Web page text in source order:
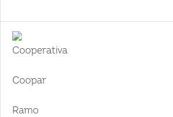
Cooperativa
Coopar
Ramo